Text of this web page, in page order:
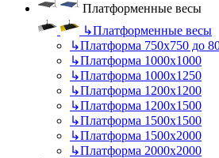
Платформенные весы
↳Платформенные весы
↳Платформа 750х750 до
↳Платформа 1000х1000
↳Платформа 1000х1250
↳Платформа 1200х1200
↳Платформа 1200х1500
↳Платформа 1500х1500
↳Платформа 1500х2000
↳Платформа 2000х2000